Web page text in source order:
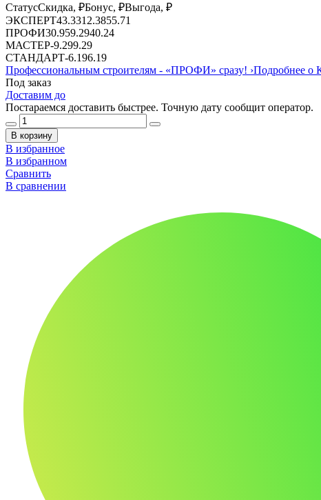
СтатусСкидка, ₽Бонус, ₽Выгода, ₽
ЭКСПЕРТ43.3312.3855.71
ПРОФИ30.959.2940.24
МАСТЕР-9.299.29
СТАНДАРТ-6.196.19
Профессиональным строителям - «ПРОФИ» сразу! ›Подробнее о
Под заказ
Доставим до
Постараемся доставить быстрее. Точную дату сообщит оператор.
В корзину
В избранное
В избранном
Сравнить
В сравнении